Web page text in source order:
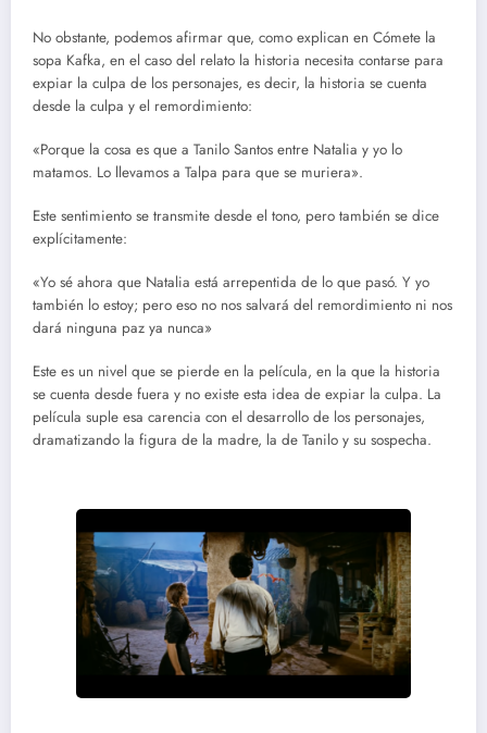
No obstante, podemos afirmar que, como explican en Cómete la
sopa Kafka, en el caso del relato la historia necesita contarse para
expiar la culpa de los personajes, es decir, la historia se cuenta
desde la culpa y el remordimiento:
«Porque la cosa es que a Tanilo Santos entre Natalia y yo lo
matamos. Lo llevamos a Talpa para que se muriera».
Este sentimiento se transmite desde el tono, pero también se dice
explícitamente:
«Yo sé ahora que Natalia está arrepentida de lo que pasó. Y yo
también lo estoy; pero eso no nos salvará del remordimiento ni nos
dará ninguna paz ya nunca»
Este es un nivel que se pierde en la película, en la que la historia
se cuenta desde fuera y no existe esta idea de expiar la culpa. La
película suple esa carencia con el desarrollo de los personajes,
dramatizando la figura de la madre, la de Tanilo y su sospecha.